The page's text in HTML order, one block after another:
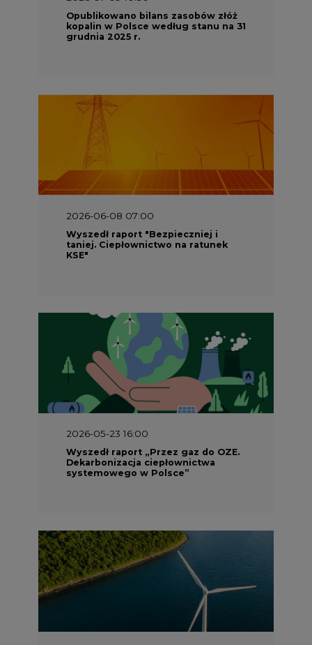
Opublikowano bilans zasobów złóż
kopalin w Polsce według stanu na 31
grudnia 2025 r.
2026-06-08 07:00
Wyszedł raport "Bezpieczniej i
taniej. Ciepłownictwo na ratunek
KSE"
2026-05-23 16:00
Wyszedł raport „Przez gaz do OZE.
Dekarbonizacja ciepłownictwa
systemowego w Polsce”